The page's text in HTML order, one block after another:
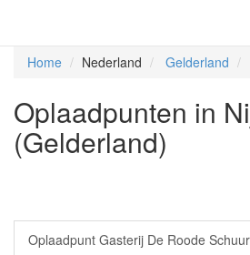
Home Nederland Gelderland
Oplaadpunten in
(Gelderland)
Oplaadpunt Gasterij De Roode Schuur